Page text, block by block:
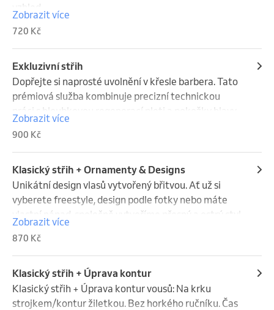
vzhled.
Zobrazit více
720 Kč
Exkluzivní střih
Dopřejte si naprosté uvolnění v křesle barbera. Tato
prémiová služba kombinuje precizní technickou
práci s hloubkovou regenerací pleti a pokožky hlavy.
Čištění pleti černou maskou.  Hloubkový peeling
pokožky hlavy. Relaxační masáž.
Zobrazit více
900 Kč
Klasický střih + Ornamenty & Designs
Unikátní design vlasů vytvořený břitvou. Ať už si
vyberete freestyle, design podle fotky nebo máte
vlastní nápad, společně vytvoříme přesný a ostrý styl
přímo pro vás.
Zobrazit více
870 Kč
Klasický střih + Úprava kontur
Klasický střih + Úprava kontur vousů: Na krku
strojkem/kontur žiletkou. Bez horkého ručníku. Čas